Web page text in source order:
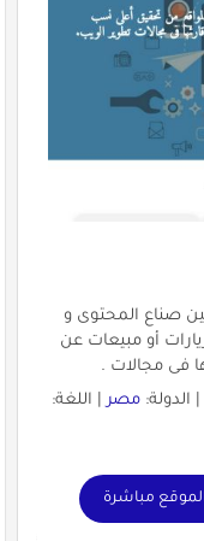
صناع المحتوى و
أو مبيعات عن
فى مجالات .
مصر| اللغة:
الموقع مباشرة